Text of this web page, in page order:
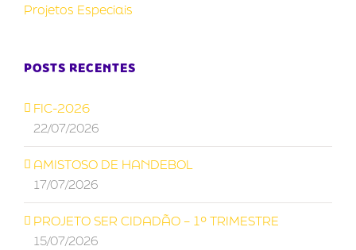
Projetos Especiais
POSTS RECENTES
FIC-2026
22/07/2026
AMISTOSO DE HANDEBOL
17/07/2026
PROJETO SER CIDADÃO – 1º TRIMESTRE
15/07/2026